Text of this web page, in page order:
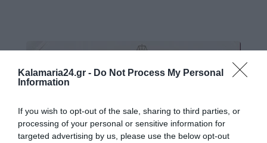
Kalamaria24.gr - Do Not Process My Personal
Information
If you wish to opt-out of the sale, sharing to third parties, or
processing of your personal or sensitive information for
targeted advertising by us, please use the below opt-out